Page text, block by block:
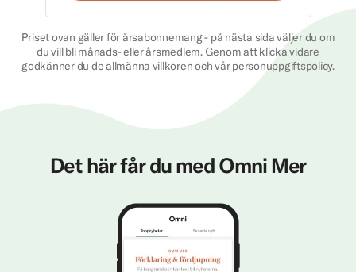
Priset ovan gäller för årsabonnemang - på nästa sida väljer du om
du vill bli månads- eller årsmedlem. Genom att klicka vidare
godkänner du deallmänna villkorenoch vårpersonuppgiftspolicy.
Det här får du med Omni Mer